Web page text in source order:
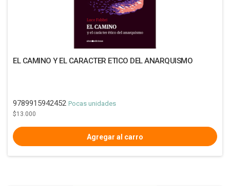
EL CAMINO Y EL CARACTER ETICO DEL ANARQUISMO
9789915942452 Pocas unidades
$13.000